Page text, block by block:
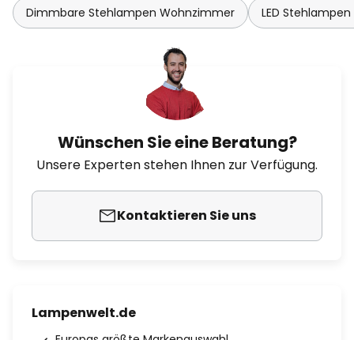
Dimmbare Stehlampen Wohnzimmer LED
Wünschen Sie eine Beratung?
Unsere Experten stehen Ihnen zur Verfügung.
Kontaktieren Sie uns
Lampenwelt.de